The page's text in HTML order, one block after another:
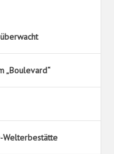
„Boulevard“
Welterbestätte